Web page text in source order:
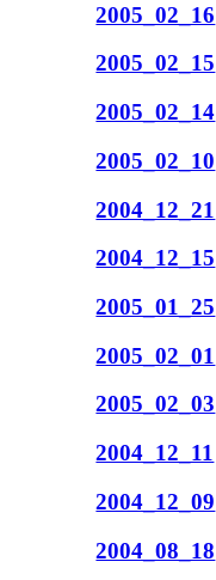
2005_02_16
2005_02_15
2005_02_14
2005_02_10
2004_12_21
2004_12_15
2005_01_25
2005_02_01
2005_02_03
2004_12_11
2004_12_09
2004_08_18